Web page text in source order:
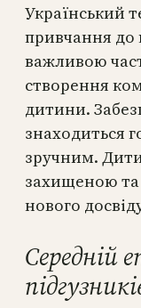
Український
привчання
важливою
створення
дитини.
знаходиться
зручним.
захищеною та
нового
Середній